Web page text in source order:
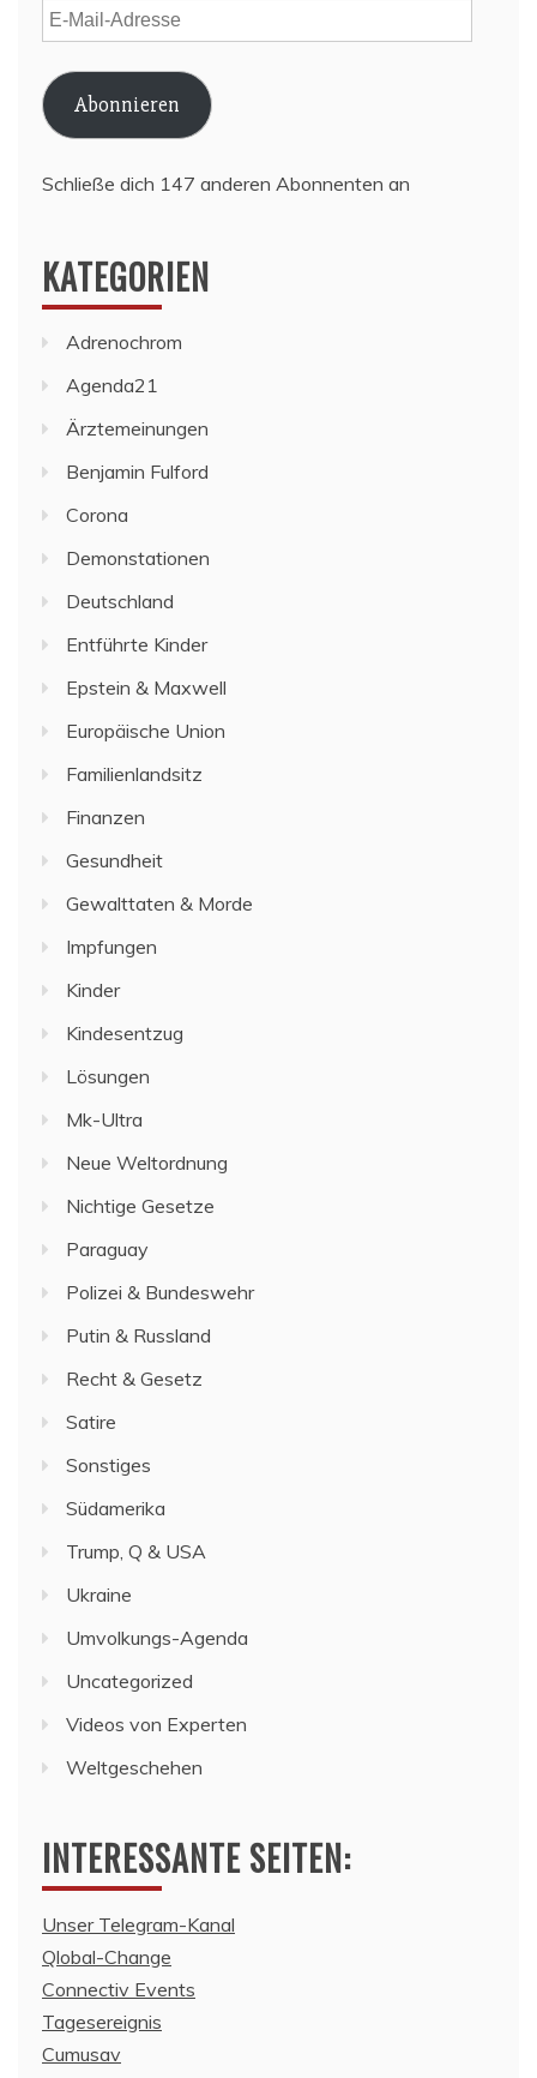
E-
Mail-
Adresse
Abonnieren
Schließe dich 147 anderen Abonnenten an
KATEGORIEN
Adrenochrom
Agenda21
Ärztemeinungen
Benjamin Fulford
Corona
Demonstationen
Deutschland
Entführte Kinder
Epstein & Maxwell
Europäische Union
Familienlandsitz
Finanzen
Gesundheit
Gewalttaten & Morde
Impfungen
Kinder
Kindesentzug
Lösungen
Mk-Ultra
Neue Weltordnung
Nichtige Gesetze
Paraguay
Polizei & Bundeswehr
Putin & Russland
Recht & Gesetz
Satire
Sonstiges
Südamerika
Trump, Q & USA
Ukraine
Umvolkungs-Agenda
Uncategorized
Videos von Experten
Weltgeschehen
INTERESSANTE SEITEN:
Unser Telegram-Kanal
Qlobal-Change
Connectiv Events
Tagesereignis
Cumusav